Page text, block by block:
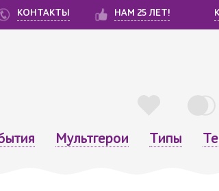
КОНТАКТЫ НАМ 25 ЛЕТ!
Мультгерои Типы